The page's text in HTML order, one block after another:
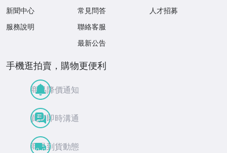
新聞中心
服務說明
常見問答
聯絡客服
最新公告
人才招募
手機逛拍賣，購物更便利
商品降價通知
買賣即時溝通
商品到貨動態